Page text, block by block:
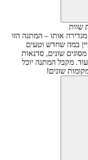
אותו – המתנה הזו
במה שחדש וטעים
שונים, סדנאות
מקבל המתנה יוכל
שונים!